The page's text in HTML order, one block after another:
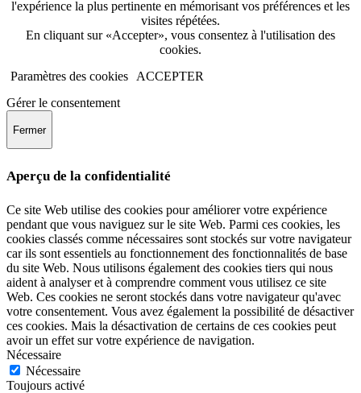
l'expérience la plus pertinente en mémorisant vos préférences et les
visites répétées.
En cliquant sur «Accepter», vous consentez à l'utilisation des
cookies.
Paramètres des cookies
ACCEPTER
Gérer le consentement
Fermer
Aperçu de la confidentialité
Ce site Web utilise des cookies pour améliorer votre expérience
pendant que vous naviguez sur le site Web. Parmi ces cookies, les
cookies classés comme nécessaires sont stockés sur votre navigateur
car ils sont essentiels au fonctionnement des fonctionnalités de base
du site Web. Nous utilisons également des cookies tiers qui nous
aident à analyser et à comprendre comment vous utilisez ce site
Web. Ces cookies ne seront stockés dans votre navigateur qu'avec
votre consentement. Vous avez également la possibilité de désactiver
ces cookies. Mais la désactivation de certains de ces cookies peut
avoir un effet sur votre expérience de navigation.
Nécessaire
Nécessaire
Toujours activé